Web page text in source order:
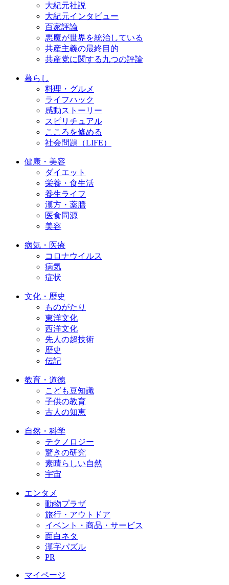
大紀元社説
大紀元インタビュー
百家評論
悪魔が世界を統治している
共産主義の最終目的
共産党に関する九つの評論
暮らし
料理・グルメ
ライフハック
感動ストーリー
スピリチュアル
こころを修める
社会問題（LIFE）
健康・美容
ダイエット
栄養・食生活
養生ライフ
漢方・薬膳
医食同源
美容
病気・医療
コロナウイルス
病気
症状
文化・歴史
ものがたり
東洋文化
西洋文化
先人の超技術
歴史
伝記
教育・道徳
こども豆知識
子供の教育
古人の知恵
自然・科学
テクノロジー
驚きの研究
素晴らしい自然
宇宙
エンタメ
動物プラザ
旅行・アウトドア
イベント・商品・サービス
面白ネタ
漢字パズル
PR
マイページ